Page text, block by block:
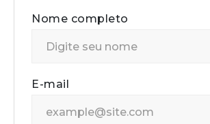
Nome completo
E-mail